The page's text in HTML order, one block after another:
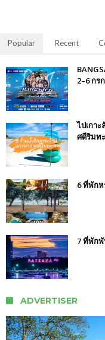
Popular Recent
2–6 กร
ไปเกา
ศดีริมท
6 ที่พักห
7 ที่พัก
ADVERTISER